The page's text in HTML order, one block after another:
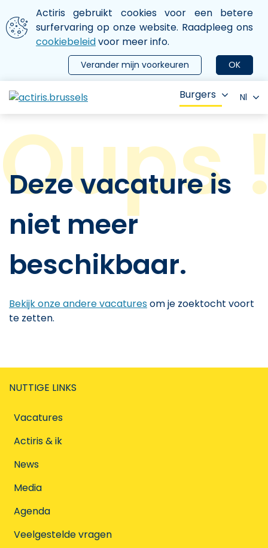
Aller au contenu principal
We gebruiken cookies
Actiris gebruikt cookies voor een betere
surfervaring op onze website. Raadpleeg ons
cookiebeleidvoor meer info.
OK
Verander mijn voorkeuren
le menu
Burgers Nl
Deze vacature is
niet meer
beschikbaar.
Bekijk onze andere vacaturesom je zoektocht voort
te zetten.
NUTTIGE LINKS
Vacatures
Actiris & ik
News
Media
Agenda
Veelgestelde vragen